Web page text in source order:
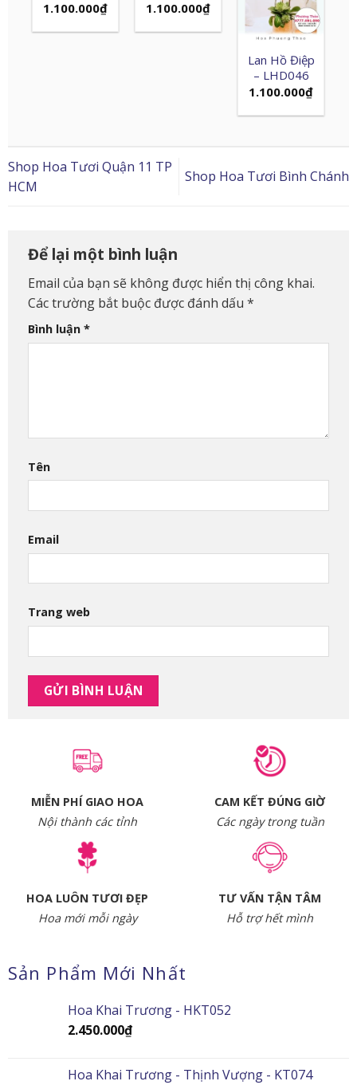
1.100.000₫ 1.100.000₫
Lan Hồ Điệp
– LHD046
1.100.000₫
Shop Hoa Tươi Quận 11 TP
HCM
Shop Hoa Tươi Bình Chánh
Để lại một bình luận
Email của bạn sẽ không được hiển thị công khai.
Các trường bắt buộc được đánh dấu *
Bình luận *
Tên
Email
Trang web
MIỄN PHÍ GIAO HOA
Nội thành các tỉnh
CAM KẾT ĐÚNG GIỜ
Các ngày trong tuần
HOA LUÔN TƯƠI ĐẸP
Hoa mới mỗi ngày
TƯ VẤN TẬN TÂM
Hỗ trợ hết mình
Sản Phẩm Mới Nhất
Hoa Khai Trương - HKT052
2.450.000₫
Hoa Khai Trương - Thịnh Vượng - KT074